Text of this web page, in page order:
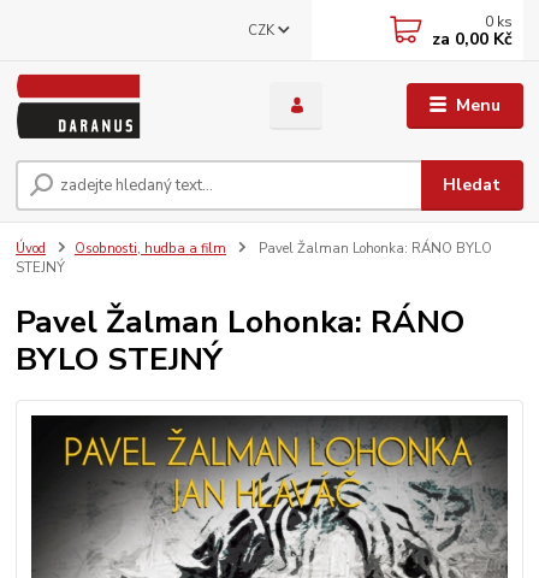
Menu
CZK
Hledat
0 ks
za 0,00 Kč
Úvod Osobnosti, hudba a film
Pavel Žalman Lohonka: RÁNO BYLO
STEJNÝ
Pavel Žalman Lohonka: RÁNO
BYLO STEJNÝ